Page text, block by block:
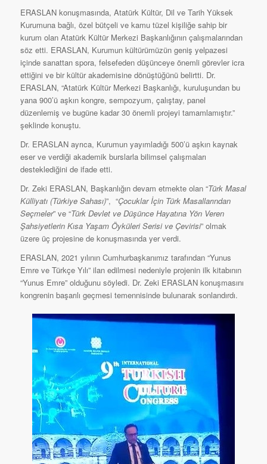
ERASLAN konuşmasında, Atatürk Kültür, Dil ve Tarih Yüksek
Kurumuna bağlı, özel bütçeli ve kamu tüzel kişiliğe sahip bir
kurum olan Atatürk Kültür Merkezi Başkanlığının çalışmalarından
söz etti. ERASLAN, Kurumun kültürümüzün geniş yelpazesi
içinde sanattan spora, felsefeden düşünceye önemli görevler icra
ettiğini ve bir kültür akademisine dönüştüğünü belirtti. Dr.
ERASLAN, “Atatürk Kültür Merkezi Başkanlığı, kuruluşundan bu
yana 900’ü aşkın kongre, sempozyum, çalıştay, panel
düzenlemiş ve bugüne kadar 30 önemli projeyi tamamlamıştır.”
şeklinde konuştu.
Dr. ERASLAN ayrıca, Kurumun yayımladığı 500’ü aşkın kaynak
eser ve verdiği akademik burslarla bilimsel çalışmaları
desteklediğini de ifade etti.
Dr. Zeki ERASLAN, Başkanlığın devam etmekte olan “Türk Masal
Külliyatı (Türkiye Sahası)”, “Çocuklar İçin Türk Masallarından
Seçmeler” ve “Türk Devlet ve Düşünce Hayatına Yön Veren
Şahsiyetlerin Kısa Yaşam Öyküleri Serisi ve Çevirisi” olmak
üzere üç projesine de konuşmasında yer verdi.
ERASLAN, 2021 yılının Cumhurbaşkanımız tarafından “Yunus
Emre ve Türkçe Yılı” ilan edilmesi nedeniyle projenin ilk kitabının
“Yunus Emre” olduğunu söyledi. Dr. Zeki ERASLAN konuşmasını
kongrenin başarılı geçmesi temennisinde bulunarak sonlandırdı.